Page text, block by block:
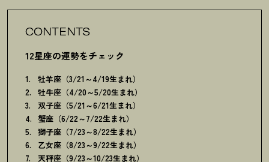
CONTENTS
12星座の運勢をチェック
牡羊座（3/21～4/19生まれ）
牡牛座（4/20～5/20生まれ）
双子座（5/21～6/21生まれ）
蟹座（6/22～7/22生まれ）
獅子座（7/23～8/22生まれ）
乙女座（8/23～9/22生まれ）
天秤座（9/23～10/23生まれ）